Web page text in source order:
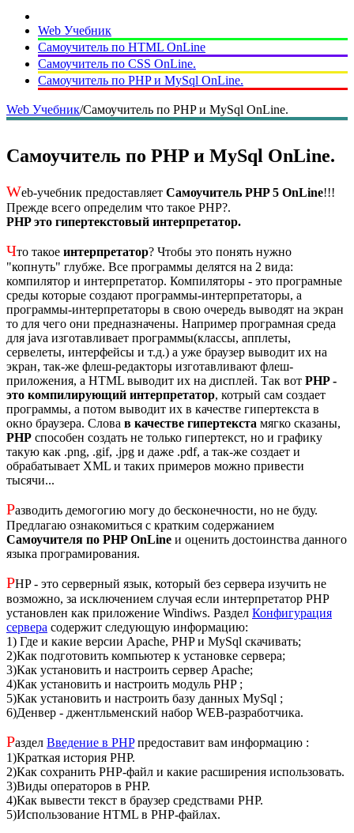
Web Учебник
Самоучитель по HTML OnLine
Самоучитель по CSS OnLine.
Самоучитель по PHP и MySql OnLine.
Web Учебник/Самоучитель по PHP и MySql OnLine.
Самоучитель по PHP и MySql OnLine.
Web-учебник предоставляет Самоучитель PHP 5 OnLine!!!
Прежде всего определим что такое PHP?.
PHP это гипертекстовый интерпретатор.
Что такое интерпретатор? Чтобы это понять нужно
"копнуть" глубже. Все программы делятся на 2 вида:
компилятор и интерпретатор. Компиляторы - это програмные
среды которые создают программы-интерпретаторы, а
программы-интерпретаторы в свою очередь выводят на экран
то для чего они предназначены. Например програмная среда
для java изготавливает программы(классы, апплеты,
сервелеты, интерфейсы и т.д.) а уже браузер выводит их на
экран, так-же флеш-редакторы изготавливают флеш-
приложения, а HTML выводит их на дисплей. Так вот PHP -
это компилирующий интерпретатор, котрый сам создает
программы, а потом выводит их в качестве гипертекста в
окно браузера. Слова в качестве гипертекста мягко сказаны,
PHP способен создать не только гипертекст, но и графику
такую как .png, .gif, .jpg и даже .pdf, а так-же создает и
обрабатывает XML и таких примеров можно привести
тысячи...
Разводить демогогию могу до бесконечности, но не буду.
Предлагаю ознакомиться с кратким содержанием
Самоучителя по PHP OnLine и оценить достоинства данного
языка програмирования.
PHP - это серверный язык, который без сервера изучить не
возможно, за исключением случая если интерпретатор PHP
установлен как приложение Windiws. Раздел Конфигурация
сервера содержит следующую информацию:
1) Где и какие версии Apache, PHP и MySql скачивать;
2)Как подготовить компьютер к установке сервера;
3)Как установить и настроить сервер Apache;
4)Как установить и настроить модуль PHP ;
5)Как установить и настроить базу данных MySql ;
6)Денвер - джентльменский набор WEB-разработчика.
Раздел Введение в PHPпредоставит вам информацию :
1)Краткая история PHP.
2)Как сохранить PHP-файл и какие расширения использовать.
3)Виды операторов в PHP.
4)Как вывести текст в браузер средствами PHP.
5)Использование HTML в PHP-файлах.